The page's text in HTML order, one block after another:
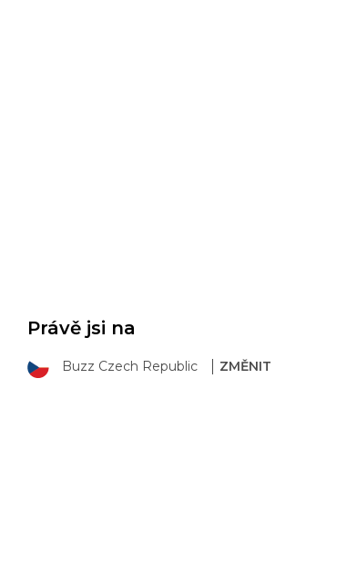
Právě jsi na
Buzz Czech Republic ZMĚNIT